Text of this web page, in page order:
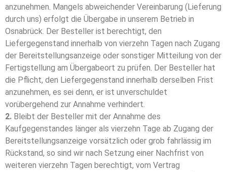
anzunehmen. Mangels abweichender Ver­ein­ba­­rung (Lieferung
durch uns) erfolgt die Übergabe in unserem Betrieb in
Osnabrück. Der Besteller ist berechtigt, den
Liefergegenstand innerhalb von vierzehn Tagen nach Zugang
der Bereitstellungsanzeige oder sonstiger Mitteilung von der
Fertigstellung am Übergabeort zu prüfen. Der Besteller hat
die Pflicht, den Liefergegenstand innerhalb derselben Frist
anzunehmen, es sei denn, er ist un­ver­schul­­det
vorübergehend zur Annahme verhindert.
2. Bleibt der Besteller mit der Annahme des
Kaufgegenstandes länger als vierzehn Tage ab Zu­­gang der
Bereitstellungsanzeige vorsätzlich oder grob fahrlässig im
Rückstand, so sind wir nach Set­­zung einer Nachfrist von
weiteren vierzehn Tagen berechtigt, vom Vertrag